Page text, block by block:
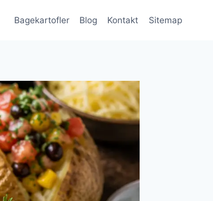
Bagekartofler Blog Kontakt Sitemap